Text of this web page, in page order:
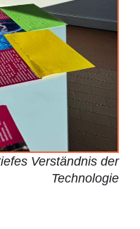
Verständnis der
Technologie